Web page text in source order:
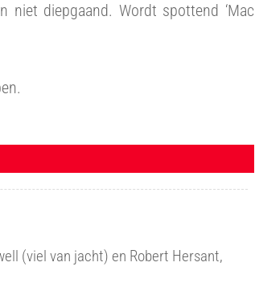
niet diepgaand. Wordt spottend ‘Mac
(viel van jacht) en Robert Hersant,